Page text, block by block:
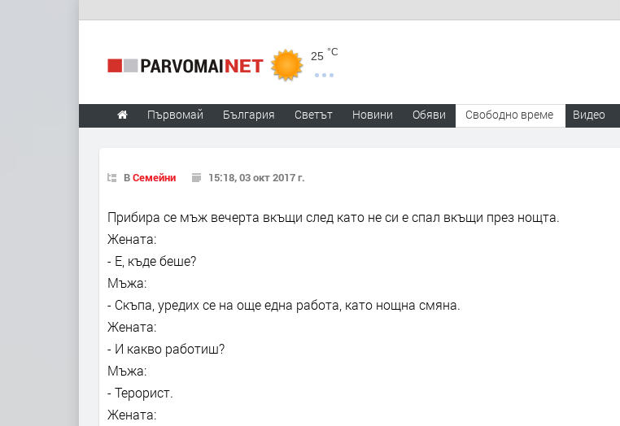
25 °C
Първомай България Светът Новини Обяви Свободно време Видео
ВСемейни 15:18, 03 окт 2017 г.
Прибира се мъж вечерта вкъщи след като не си е спал вкъщи през нощта.
Жената:
- Е, къде беше?
Мъжа:
- Скъпа, уредих се на още една работа, като нощна смяна.
Жената:
- И какво работиш?
Мъжа:
- Терорист.
Жената: